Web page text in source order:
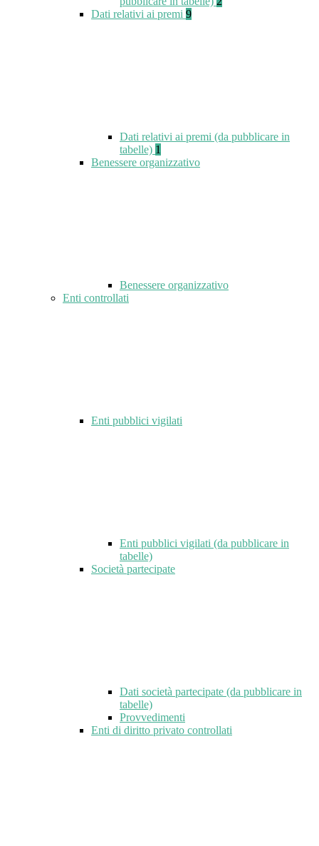
Dati relativi ai premi 9
Dati relativi ai premi (da pubblicare in
tabelle) 1
Benessere organizzativo
Benessere organizzativo
Enti controllati
Enti pubblici vigilati
Enti pubblici vigilati (da pubblicare in
tabelle)
Società partecipate
Dati società partecipate (da pubblicare in
tabelle)
Provvedimenti
Enti di diritto privato controllati